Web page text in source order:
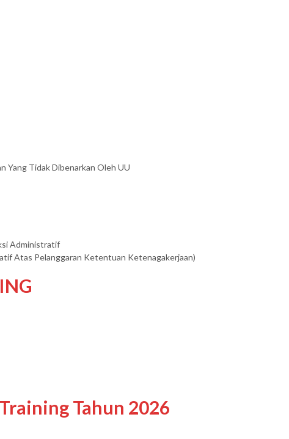
Yang Tidak Dibenarkan Oleh UU
Administratif
Atas Pelanggaran Ketentuan Ketenagakerjaan)
Tahun 2026